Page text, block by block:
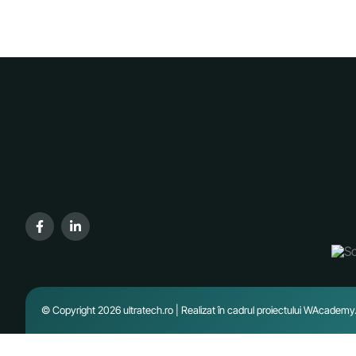
© Copyright 2026 ultratech.ro | Realizat în cadrul proiectului